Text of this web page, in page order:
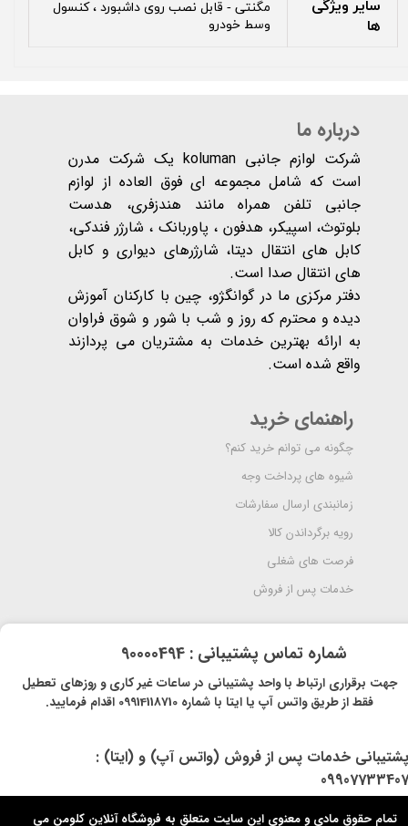
سایر ویژگی
ها
مگنتی - قابل نصب روی داشبورد ، کنسول
وسط خودرو
درباره ما
شرکت لوازم جانبی koluman یک شرکت مدرن
است که شامل مجموعه ای فوق العاده از لوازم
جانبی تلفن همراه مانند هندزفری، هدست
بلوتوث، اسپیکر، هدفون ، پاوربانک ، شارژر فندکی،
کابل های انتقال دیتا، شارژرهای دیواری و کابل
های انتقال صدا است.
دفتر مرکزی ما در گوانگژو، چین با کارکنان آموزش
دیده و محترم که روز و شب با شور و شوق فراوان
به ارائه بهترین خدمات به مشتریان می پردازند
واقع شده است​​​​​​​.
راهنمای خرید
چگونه می توانم خرید کنم؟
شیوه های پرداخت وجه
زمانبندی ارسال سفارشات
رویه برگرداندن کالا
فرصت های شغلی
خدمات پس از فروش
​شماره تماس پشتیبانی : 90000494
​​جهت برقراری ارتباط با واحد پشتیبانی در ساعات غیر کاری و روزهای تعطیل
فقط از طریق واتس آپ یا ایتا با شماره 09914118710 اقدام فرمایید.
​پشتیبانی خدمات پس از فروش (واتس آپ) و (ایتا) :
09907733407
تمام حقوق مادی و معنوی این سایت متعلق به فروشگاه آنلاین کلومن می